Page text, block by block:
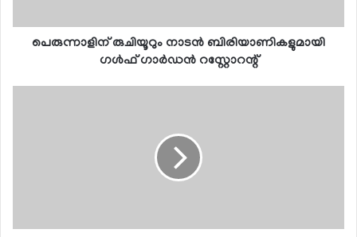
പെരുന്നാളിന് രുചിയൂറും നാടന്‍ ബിരിയാണികളുമായി
ഗള്‍ഫ് ഗാര്‍ഡന്‍ റസ്റ്റോറന്റ്